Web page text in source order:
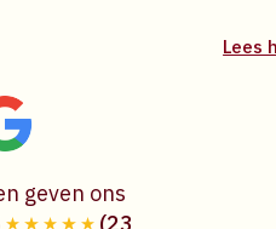
Lees
geven ons